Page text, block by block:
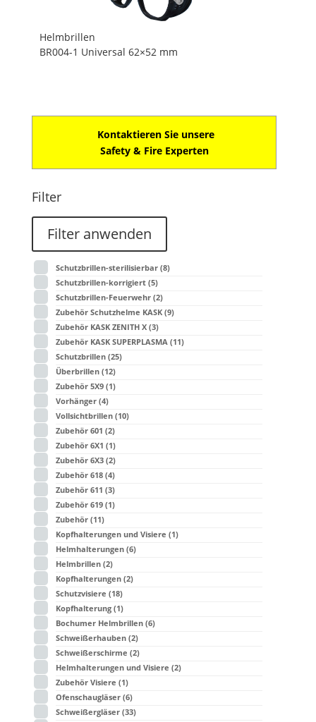
Helmbrillen
BR004-1 Universal 62×52 mm
Kontaktieren Sie unsere
Safety & Fire Experten
Filter
Filter anwenden
Schutzbrillen-sterilisierbar (8)
Schutzbrillen-korrigiert (5)
Schutzbrillen-Feuerwehr (2)
Zubehör Schutzhelme KASK (9)
Zubehör KASK ZENITH X (3)
Zubehör KASK SUPERPLASMA (11)
Schutzbrillen (25)
Überbrillen (12)
Zubehör 5X9 (1)
Vorhänger (4)
Vollsichtbrillen (10)
Zubehör 601 (2)
Zubehör 6X1 (1)
Zubehör 6X3 (2)
Zubehör 618 (4)
Zubehör 611 (3)
Zubehör 619 (1)
Zubehör (11)
Kopfhalterungen und Visiere (1)
Helmhalterungen (6)
Helmbrillen (2)
Kopfhalterungen (2)
Schutzvisiere (18)
Kopfhalterung (1)
Bochumer Helmbrillen (6)
Schweißerhauben (2)
Schweißerschirme (2)
Helmhalterungen und Visiere (2)
Zubehör Visiere (1)
Ofenschaugläser (6)
Schweißergläser (33)